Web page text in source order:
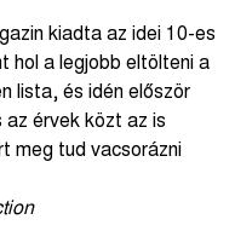
kiadta az idei 10-es
hol a legjobb eltölteni a
lista, és idén először
az érvek közt az is
meg tud vacsorázni